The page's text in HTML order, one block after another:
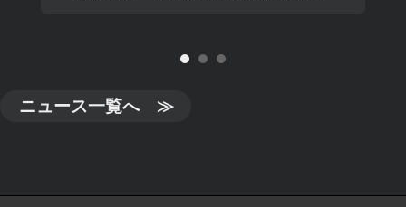
ニュース一覧へ ≫